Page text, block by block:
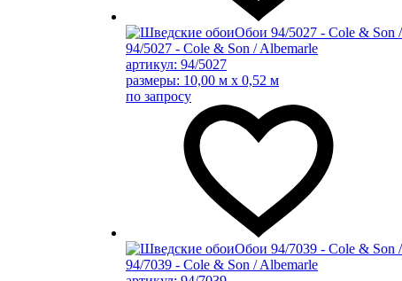
94/5027 - Cole & Son / Albemarle
артикул: 94/5027
размеры: 10,00 м x 0,52 м
по запросу
94/7039 - Cole & Son / Albemarle